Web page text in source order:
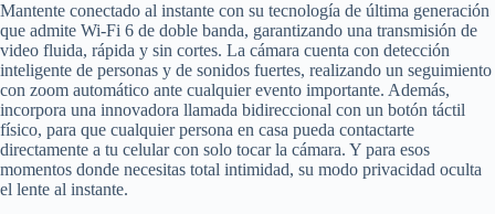
Mantente conectado al instante con su tecnología de última generación
que admite Wi-Fi 6 de doble banda, garantizando una transmisión de
video fluida, rápida y sin cortes. La cámara cuenta con detección
inteligente de personas y de sonidos fuertes, realizando un seguimiento
con zoom automático ante cualquier evento importante. Además,
incorpora una innovadora llamada bidireccional con un botón táctil
físico, para que cualquier persona en casa pueda contactarte
directamente a tu celular con solo tocar la cámara. Y para esos
momentos donde necesitas total intimidad, su modo privacidad oculta
el lente al instante.